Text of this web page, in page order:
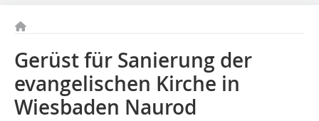
Gerüst für Sanierung der
evangelischen Kirche in
Wiesbaden Naurod